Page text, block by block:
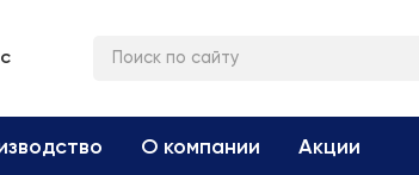
О компании Акции